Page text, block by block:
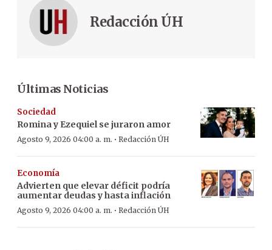
Redacción ÚH
Últimas Noticias
Sociedad
Romina y Ezequiel se juraron amor
Agosto 9, 2026 04:00 a. m. · Redacción ÚH
Economía
Advierten que elevar déficit podría
aumentar deudas y hasta inflación
Agosto 9, 2026 04:00 a. m. · Redacción ÚH